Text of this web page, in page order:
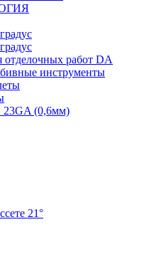
отделочных работ DA
инструменты
23GA (0,6мм)
21°